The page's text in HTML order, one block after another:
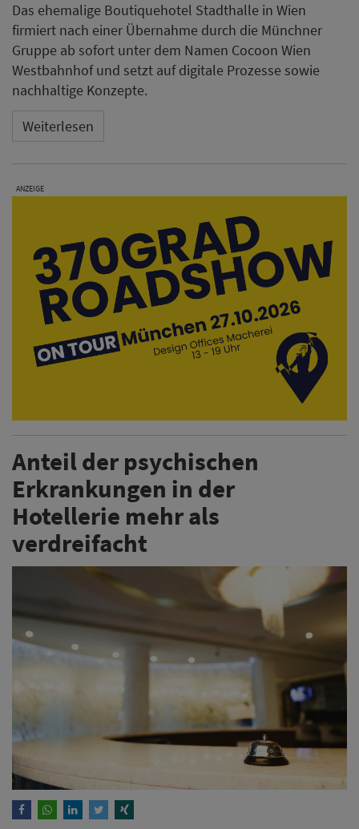
Das ehemalige Boutiquehotel Stadthalle in Wien
firmiert nach einer Übernahme durch die Münchner
Gruppe ab sofort unter dem Namen Cocoon Wien
Westbahnhof und setzt auf digitale Prozesse sowie
nachhaltige Konzepte.
Weiterlesen
ANZEIGE
Anteil der psychischen
Erkrankungen in der
Hotellerie mehr als
verdreifacht